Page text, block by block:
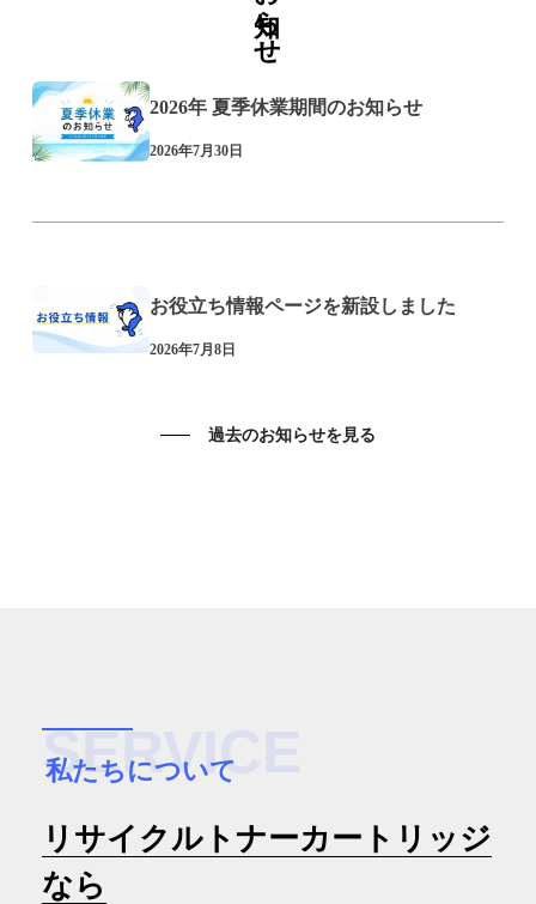
2026年 夏季休業期間のお知らせ
2026年7月30日
お役立ち情報ページを新設しました
2026年7月8日
過去のお知らせを見る
SERVICE
私たちについて
リサイクルトナーカートリッジ
なら